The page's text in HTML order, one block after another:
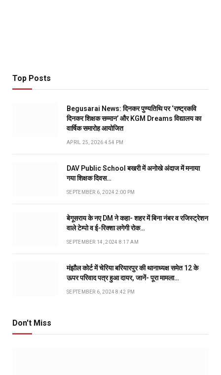
Top Posts
Begusarai News: दिनकर पुण्यतिथि पर ‘राष्ट्रकवि
दिनकर शिक्षक सम्मान’ और KGM Dreams विद्यालय का
वार्षिक समारोह आयोजित
APRIL 25, 2026 4:54 PM
DAV Public School बखरी में अनोखे अंदाज में मनाया
गया शिक्षक दिवस…
SEPTEMBER 6, 2024 2:00 PM
बेगूसराय के नए DM ने कहा- शहर में बिना नंबर व रजिस्ट्रेशन
वाले टेम्पो व ई-रिक्शा लगेगी रोक…
SEPTEMBER 14, 2024 8:17 AM
मंझौल कोर्ट में चेरिया बरियारपुर की थानाध्यक्ष समेत 12 के
ऊपर परिवाद पत्र हुआ दायर, जानें- पूरा मामला…
SEPTEMBER 6, 2024 8:42 PM
Don't Miss